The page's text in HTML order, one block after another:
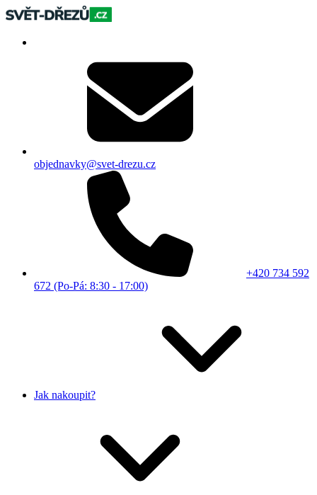
objednavky@svet-drezu.cz
+420 734 592
672 (Po-Pá: 8:30 - 17:00)
Jak nakoupit?